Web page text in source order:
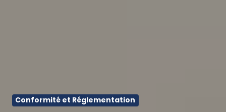
Conformité et Réglementation